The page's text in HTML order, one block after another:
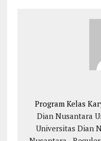
Program Kelas
Dian Nusantara
Universitas Dian